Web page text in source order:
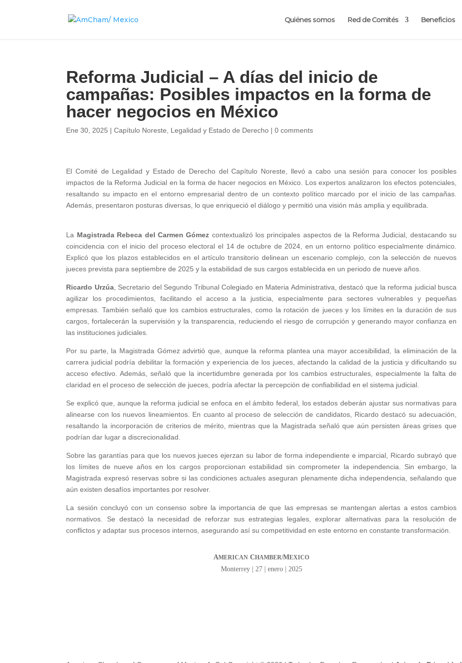
Quiénes somos Red de Comités Beneficios
Reforma Judicial – A días del inicio de
campañas: Posibles impactos en la forma de
hacer negocios en México
Ene 30, 2025 |Capítulo Noreste Legalidad y Estado de Derecho |0 comments
El Comité de Legalidad y Estado de Derecho del Capítulo Noreste, llevó a cabo una sesión para conocer los posibles
impactos de la Reforma Judicial en la forma de hacer negocios en México. Los expertos analizaron los efectos potenciales,
resaltando su impacto en el entorno empresarial dentro de un contexto político marcado por el inicio de las campañas.
Además, presentaron posturas diversas, lo que enriqueció el diálogo y permitió una visión más amplia y equilibrada.
La Magistrada Rebeca del Carmen Gómez contextualizó los principales aspectos de la Reforma Judicial, destacando su
coincidencia con el inicio del proceso electoral el 14 de octubre de 2024, en un entorno político especialmente dinámico.
Explicó que los plazos establecidos en el artículo transitorio delinean un escenario complejo, con la selección de nuevos
jueces prevista para septiembre de 2025 y la estabilidad de sus cargos establecida en un periodo de nueve años.
Ricardo Urzúa, Secretario del Segundo Tribunal Colegiado en Materia Administrativa, destacó que la reforma judicial busca
agilizar los procedimientos, facilitando el acceso a la justicia, especialmente para sectores vulnerables y pequeñas
empresas. También señaló que los cambios estructurales, como la rotación de jueces y los límites en la duración de sus
cargos, fortalecerán la supervisión y la transparencia, reduciendo el riesgo de corrupción y generando mayor confianza en
las instituciones judiciales.
Por su parte, la Magistrada Gómez advirtió que, aunque la reforma plantea una mayor accesibilidad, la eliminación de la
carrera judicial podría debilitar la formación y experiencia de los jueces, afectando la calidad de la justicia y dificultando su
acceso efectivo. Además, señaló que la incertidumbre generada por los cambios estructurales, especialmente la falta de
claridad en el proceso de selección de jueces, podría afectar la percepción de confiabilidad en el sistema judicial.
Se explicó que, aunque la reforma judicial se enfoca en el ámbito federal, los estados deberán ajustar sus normativas para
alinearse con los nuevos lineamientos. En cuanto al proceso de selección de candidatos, Ricardo destacó su adecuación,
resaltando la incorporación de criterios de mérito, mientras que la Magistrada señaló que aún persisten áreas grises que
podrían dar lugar a discrecionalidad.
Sobre las garantías para que los nuevos jueces ejerzan su labor de forma independiente e imparcial, Ricardo subrayó que
los límites de nueve años en los cargos proporcionan estabilidad sin comprometer la independencia. Sin embargo, la
Magistrada expresó reservas sobre si las condiciones actuales aseguran plenamente dicha independencia, señalando que
aún existen desafíos importantes por resolver.
La sesión concluyó con un consenso sobre la importancia de que las empresas se mantengan alertas a estos cambios
normativos. Se destacó la necesidad de reforzar sus estrategias legales, explorar alternativas para la resolución de
conflictos y adaptar sus procesos internos, asegurando así su competitividad en este entorno en constante transformación.
AMERICAN CHAMBER/MEXICO
Monterrey | 27 | enero | 2025